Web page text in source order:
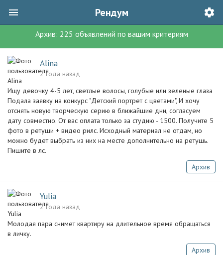
Рендум
Архив: 225 объявлений по вашим критериям
Alina
2 года назад
Ищу девочку 4-5 лет, светлые волосы, голубые или зеленые глаза
Подала заявку на конкурс "Детский портрет с цветами", И хочу
отснять новую творческую серию в ближайшие дни, согласуем
дату совместно. От вас оплата только за студию - 1500. Получите 5
фото в ретуши + видео рилс. Исходный материал не отдам, но
можно будет выбрать из них на месте дополнительно на ретушь.
Пишите в лс.
Архив
Yulia
2 года назад
Молодая пара снимет квартиру на длительное время обращаться
в личку.
Архив